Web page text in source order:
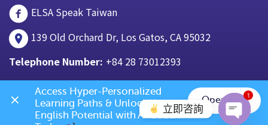
ELSA Speak Taiwan
139 Old Orchard Dr, Los Gatos, CA 95032
Telephone Number: +84 28 73012393
立即咨詢
1
Access Hyper-Personalized
Learning Paths & Unlock Your
English Potential with AI Coach
Open App